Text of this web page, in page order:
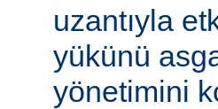
uzantıyla
yükünü
yönetimini